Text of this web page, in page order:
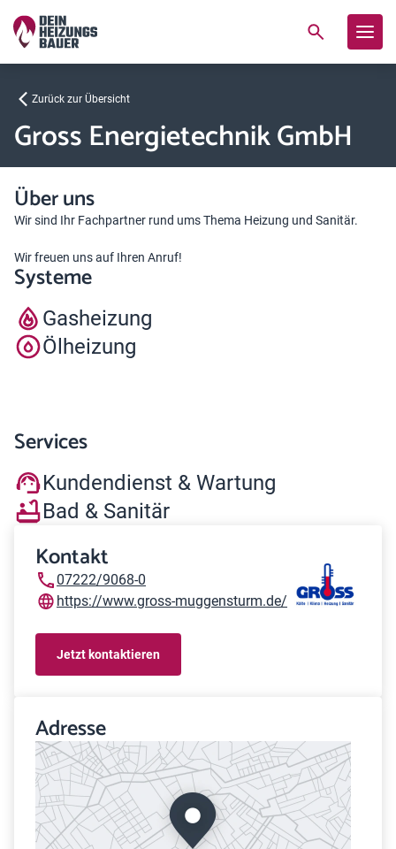
Zurück zur Übersicht
Gross Energietechnik GmbH
Über uns
Wir sind Ihr Fachpartner rund ums Thema Heizung und Sanitär.
Wir freuen uns auf Ihren Anruf!
Systeme
Gasheizung
Ölheizung
Services
Kundendienst & Wartung
Bad & Sanitär
Kontakt
07222/9068-0
https://www.gross-muggensturm.de/
Jetzt kontaktieren
Adresse